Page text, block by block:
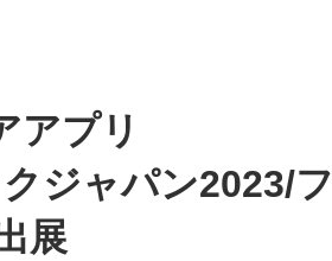
アプリ
ジャパン2023/フ
展